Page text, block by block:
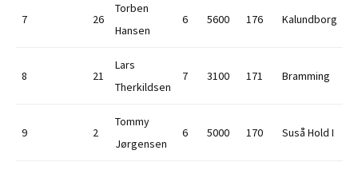
7 26
Torben
Hansen
6 5600 176 Kalundborg
8 21
Lars
Therkildsen
7 3100 171 Bramming
9 2
Tommy
Jørgensen
6 5000 170 Suså Hold I